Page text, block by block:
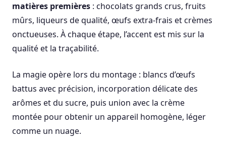
matières premières : chocolats grands crus, fruits
mûrs, liqueurs de qualité, œufs extra-frais et crèmes
onctueuses. À chaque étape, l’accent est mis sur la
qualité et la traçabilité.
La magie opère lors du montage : blancs d’œufs
battus avec précision, incorporation délicate des
arômes et du sucre, puis union avec la crème
montée pour obtenir un appareil homogène, léger
comme un nuage.